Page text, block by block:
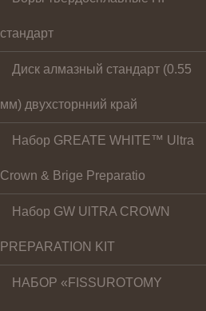
стандарт
Диск алмазный стандарт (0.55
мм) двухсторнний край
Набор GREATE WHITE™ Ultra
Crown & Brige Preparatio
Набор GW UlTRA CROWN
PREPARATION KIT
НАБОР «FISSUROTOMY